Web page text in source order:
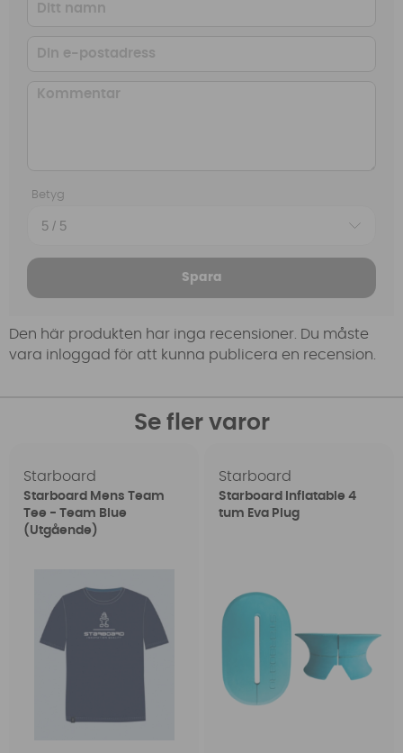
Betyg
Spara
Den här produkten har inga recensioner. Du måste
vara inloggad för att kunna publicera en recension.
Se fler varor
Starboard
Starboard Mens Team
Tee - Team Blue
(Utgående)
Starboard
Starboard Inflatable 4
tum Eva Plug